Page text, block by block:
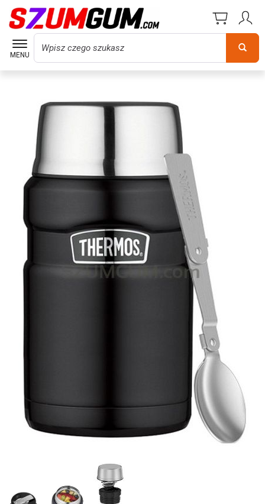
MENU
Wyszukaj